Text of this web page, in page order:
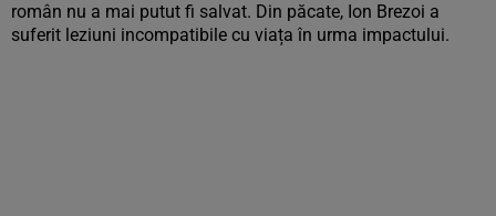
român nu a mai putut fi salvat. Din păcate, Ion Brezoi a
suferit leziuni incompatibile cu viața în urma impactului.